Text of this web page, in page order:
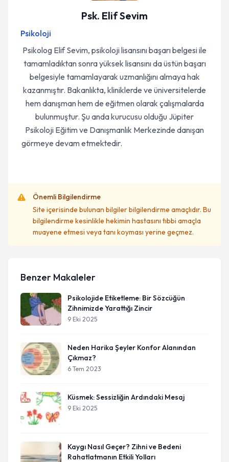
Psk. Elif Sevim
Psikoloji
Psikolog Elif Sevim, psikoloji lisansını başarı belgesi ile
tamamladıktan sonra yüksek lisansını da üstün başarı
belgesiyle tamamlayarak uzmanlığını almaya hak
kazanmıştır. Bakanlıkta, kliniklerde ve üniversitelerde
hem danışman hem de eğitmen olarak çalışmalarda
bulunmuştur. Şu anda kurucusu olduğu Jüpiter
Psikoloji Eğitim ve Danışmanlık Merkezinde danışan
görmeye devam etmektedir.
Önemli Bilgilendirme
Site içerisinde bulunan bilgiler bilgilendirme amaçlıdır. Bu
bilgilendirme kesinlikle hekimin hastasını tıbbi amaçla
muayene etmesi veya tanı koyması yerine geçmez.
Benzer Makaleler
Psikolojide Etiketleme: Bir Sözcüğün
Zihnimizde Yarattığı Zincir
9 Eki 2025
Neden Harika Şeyler Konfor Alanından
Çıkmaz?
6 Tem 2023
Küsmek: Sessizliğin Ardındaki Mesaj
9 Eki 2025
Kaygı Nasıl Geçer? Zihni ve Bedeni
Rahatlatmanın Etkili Yolları